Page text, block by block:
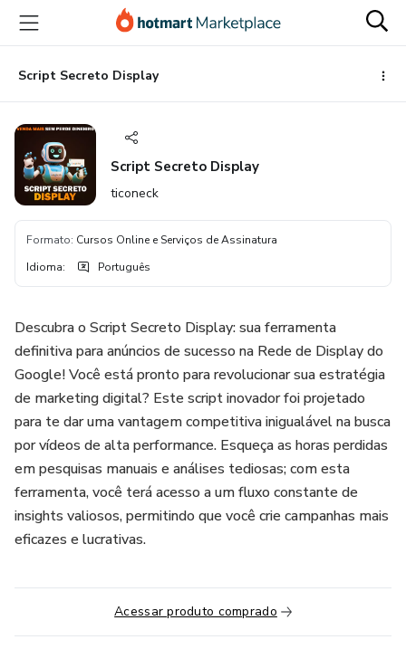
para
conteúdo
principal
para
pagamento
para
rodapé
Script Secreto Display
Script Secreto Display
ticoneck
Formato: Cursos Online e Serviços de Assinatura
Idioma: Português
Descubra o Script Secreto Display: sua ferramenta
definitiva para anúncios de sucesso na Rede de Display do
Google! Você está pronto para revolucionar sua estratégia
de marketing digital? Este script inovador foi projetado
para te dar uma vantagem competitiva inigualável na busca
por vídeos de alta performance. Esqueça as horas perdidas
em pesquisas manuais e análises tediosas; com esta
ferramenta, você terá acesso a um fluxo constante de
insights valiosos, permitindo que você crie campanhas mais
eficazes e lucrativas.
Acessar produto comprado